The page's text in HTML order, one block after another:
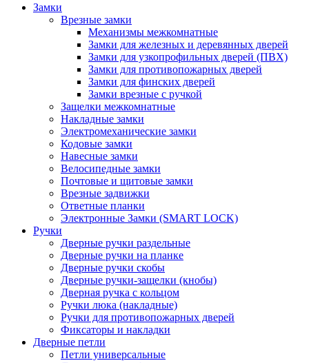
Замки
Врезные замки
Механизмы межкомнатные
Замки для железных и деревянных дверей
Замки для узкопрофильных дверей (ПВХ)
Замки для противопожарных дверей
Замки для финских дверей
Замки врезные с ручкой
Защелки межкомнатные
Накладные замки
Электромеханические замки
Кодовые замки
Навесные замки
Велосипедные замки
Почтовые и щитовые замки
Врезные задвижки
Ответные планки
Электронные Замки (SMART LOCK)
Ручки
Дверные ручки раздельные
Дверные ручки на планке
Дверные ручки скобы
Дверные ручки-защелки (кнобы)
Дверная ручка с кольцом
Ручки люка (накладные)
Ручки для противопожарных дверей
Фиксаторы и накладки
Дверные петли
Петли универсальные